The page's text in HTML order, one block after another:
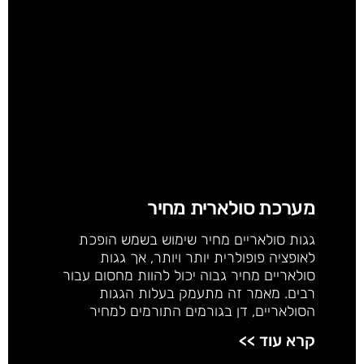
מערכת סולארית מחיר
גגות סולאריים מחיר שימוש בשמש הופכת
לאופציה פופולרית יותר ויותר, אך גגות
סולאריים מחיר גבוה יכול להוות מחסום עבור
רבים. מאמר זה מתעמק בעלות הגגות
הסולאריים, דן בגורמים התורמים למחיר
קרא עוד >>